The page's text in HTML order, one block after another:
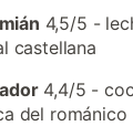
4,5/5 -
castellana
4,4/5 -
del románico